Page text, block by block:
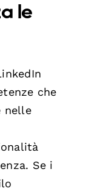
le
che
nelle
Se i